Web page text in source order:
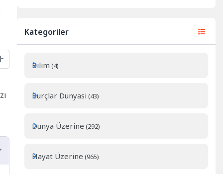
Kategoriler
Bilim (4)
Burçlar Dunyasi (43)
Dünya Üzerine (292)
Hayat Üzerine (965)